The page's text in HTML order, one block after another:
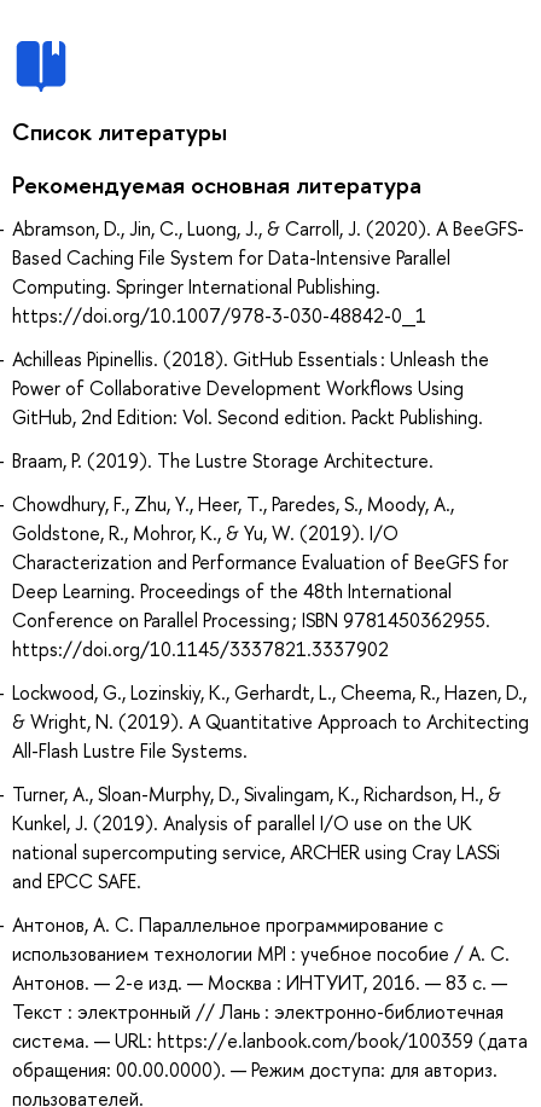
Список литературы
Рекомендуемая основная литература
Abramson, D., Jin, C., Luong, J., & Carroll, J. (2020). A BeeGFS-
Based Caching File System for Data-Intensive Parallel
Computing. Springer International Publishing.
https://doi.org/10.1007/978-3-030-48842-0_1
Achilleas Pipinellis. (2018). GitHub Essentials : Unleash the
Power of Collaborative Development Workflows Using
GitHub, 2nd Edition: Vol. Second edition. Packt Publishing.
Braam, P. (2019). The Lustre Storage Architecture.
Chowdhury, F., Zhu, Y., Heer, T., Paredes, S., Moody, A.,
Goldstone, R., Mohror, K., & Yu, W. (2019). I/O
Characterization and Performance Evaluation of BeeGFS for
Deep Learning. Proceedings of the 48th International
Conference on Parallel Processing ; ISBN 9781450362955.
https://doi.org/10.1145/3337821.3337902
Lockwood, G., Lozinskiy, K., Gerhardt, L., Cheema, R., Hazen, D.,
& Wright, N. (2019). A Quantitative Approach to Architecting
All-Flash Lustre File Systems.
Turner, A., Sloan-Murphy, D., Sivalingam, K., Richardson, H., &
Kunkel, J. (2019). Analysis of parallel I/O use on the UK
national supercomputing service, ARCHER using Cray LASSi
and EPCC SAFE.
Антонов, А. С. Параллельное программирование с
использованием технологии MPI : учебное пособие / А. С.
Антонов. — 2-е изд. — Москва : ИНТУИТ, 2016. — 83 с. —
Текст : электронный // Лань : электронно-библиотечная
система. — URL: https://e.lanbook.com/book/100359 (дата
обращения: 00.00.0000). — Режим доступа: для авториз.
пользователей.